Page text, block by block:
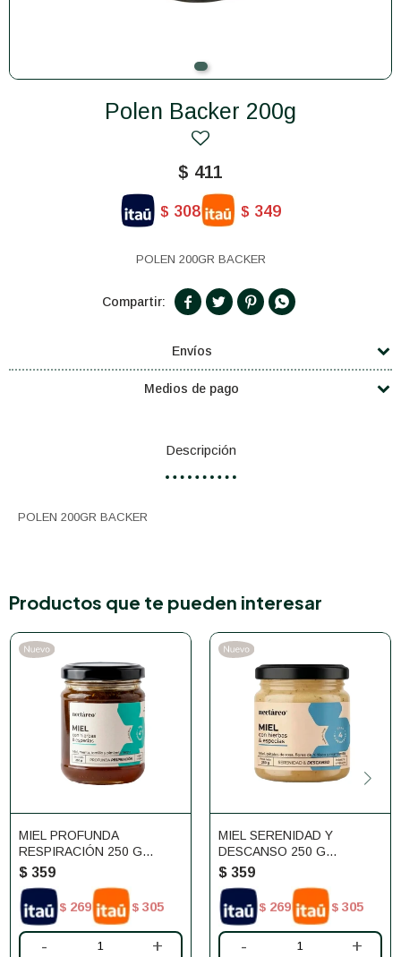
Polen Backer 200g
$ 411
$ 308 $ 349
POLEN 200GR BACKER
   
Envíos
Medios de pago
Descripción
POLEN 200GR BACKER
Productos que te pueden interesar
MIEL PROFUNDA
RESPIRACIÓN 250 G
NECTÁREO
$ 359
$ 269 $ 305
- +
MIEL SERENIDAD Y
DESCANSO 250 G
NECTÁREO
$ 359
$ 269 $ 305
- +